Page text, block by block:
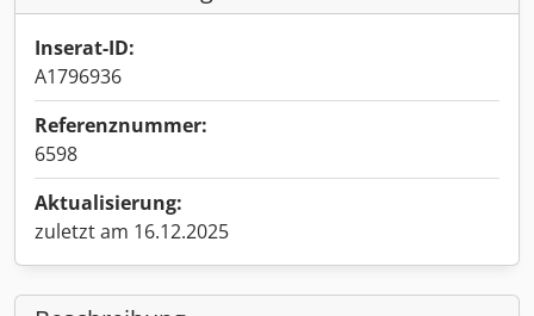
Inserat-ID:
A1796936
Referenznummer:
6598
Aktualisierung:
zuletzt am 16.12.2025